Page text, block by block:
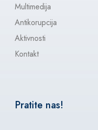
Multimedija
Antikorupcija
Aktivnosti
Kontakt
Pratite nas!